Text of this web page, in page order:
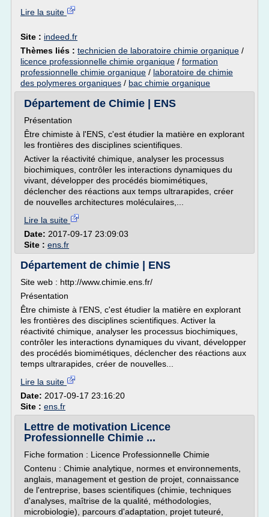
Lire la suite
Site : indeed.fr
Thèmes liés : technicien de laboratoire chimie organique /
licence professionnelle chimie organique / formation
professionnelle chimie organique / laboratoire de chimie
des polymeres organiques / bac chimie organique
Département de Chimie | ENS
Présentation
Être chimiste à l'ENS, c'est étudier la matière en explorant
les frontières des disciplines scientifiques.
Activer la réactivité chimique, analyser les processus
biochimiques, contrôler les interactions dynamiques du
vivant, développer des procédés biomimétiques,
déclencher des réactions aux temps ultrarapides, créer
de nouvelles architectures moléculaires,...
Lire la suite
Date: 2017-09-17 23:09:03
Site : ens.fr
Département de chimie | ENS
Site web : http://www.chimie.ens.fr/
Présentation
Être chimiste à l'ENS, c'est étudier la matière en explorant
les frontières des disciplines scientifiques. Activer la
réactivité chimique, analyser les processus biochimiques,
contrôler les interactions dynamiques du vivant, développer
des procédés biomimétiques, déclencher des réactions aux
temps ultrarapides, créer de nouvelles...
Lire la suite
Date: 2017-09-17 23:16:20
Site : ens.fr
Lettre de motivation Licence
Professionnelle Chimie ...
Fiche formation : Licence Professionnelle Chimie
Contenu : Chimie analytique, normes et environnements,
anglais, management et gestion de projet, connaissance
de l'entreprise, bases scientifiques (chimie, techniques
d'analyses, maîtrise de la qualité, méthodologies,
microbiologie), parcours d'adaptation, projet tuteuré,